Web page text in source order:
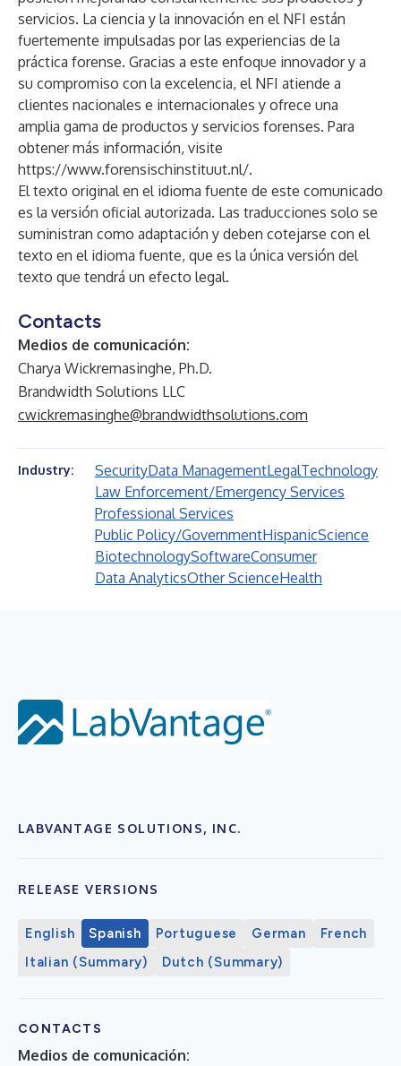
servicios. La ciencia y la innovación en el NFI están
fuertemente impulsadas por las experiencias de la
práctica forense. Gracias a este enfoque innovador y a
su compromiso con la excelencia, el NFI atiende a
clientes nacionales e internacionales y ofrece una
amplia gama de productos y servicios forenses. Para
obtener más información, visite
https://www.forensischinstituut.nl/.
El texto original en el idioma fuente de este comunicado
es la versión oficial autorizada. Las traducciones solo se
suministran como adaptación y deben cotejarse con el
texto en el idioma fuente, que es la única versión del
texto que tendrá un efecto legal.
Contacts
Medios de comunicación:
Charya Wickremasinghe, Ph.D.
Brandwidth Solutions LLC
cwickremasinghe@brandwidthsolutions.com
Industry: SecurityData ManagementLegalTechnology
Law Enforcement/Emergency Services
Professional Services
Public Policy/GovernmentHispanicScience
BiotechnologySoftwareConsumer
Data AnalyticsOther ScienceHealth
LABVANTAGE SOLUTIONS, INC.
RELEASE VERSIONS
English Spanish Portuguese German
French
Italian (Summary)
Dutch (Summary)
CONTACTS
Medios de comunicación: